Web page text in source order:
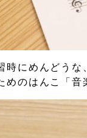
時にめんどう
のはんこ「音